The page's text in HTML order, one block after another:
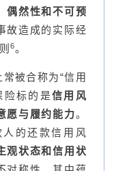
偶然性和不可预
故造成的实际经
6。
被合称为“信用
险标的是信用风
愿与履约能力。
的还款信用风
观状态和信用状